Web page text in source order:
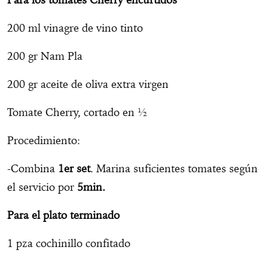
200 ml vinagre de vino tinto
200 gr Nam Pla
200 gr aceite de oliva extra virgen
Tomate Cherry, cortado en ½
Procedimiento:
-Combina 1er set. Marina suficientes tomates según
el servicio por 5min.
Para el plato terminado
1 pza cochinillo confitado